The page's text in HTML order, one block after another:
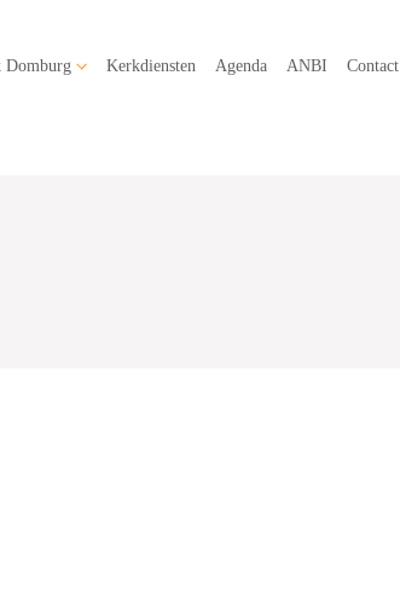
Domburg Kerkdiensten Agenda ANBI Contact